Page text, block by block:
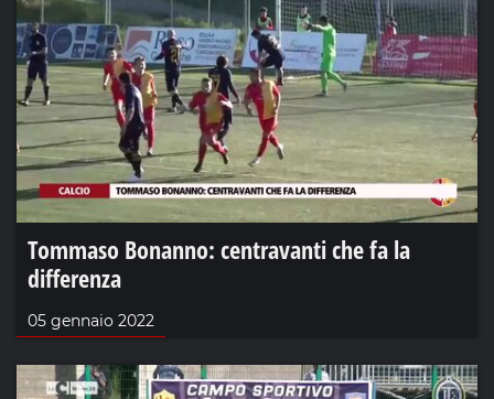
Tommaso Bonanno: centravanti che fa la
differenza
05 gennaio 2022